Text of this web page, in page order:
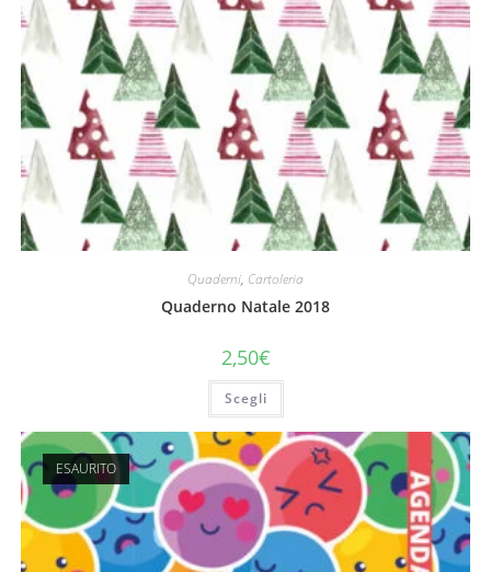
Quaderni, Cartoleria
Quaderno Natale 2018
2,50€
Scegli
ESAURITO